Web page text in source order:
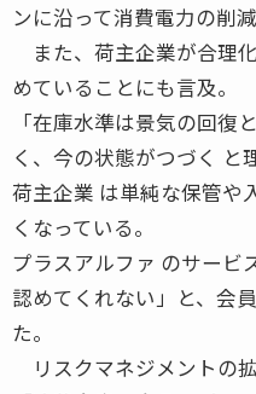
ンに沿って消費電力の削
また、荷主企業が合理
めていることにも言及。
「在庫水準は景気の回復
く、今の状態がつづく と
荷主企業 は単純な保管や
くなっている。
プラスアルファ のサービ
認めてくれない」と、会
た。
リスクマネジメントの